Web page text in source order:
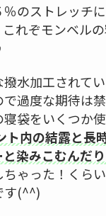
のストレッチ
れぞモンベル
水加工されて
過度な期待は
袋をいくつか
ト内の結露と長
染みこむんだ
ゃった！くら
す(^^)